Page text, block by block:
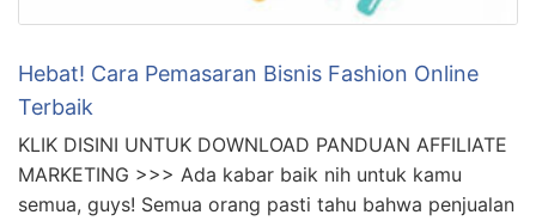
Hebat! Cara Pemasaran Bisnis Fashion Online
Terbaik
KLIK DISINI UNTUK DOWNLOAD PANDUAN AFFILIATE
MARKETING >>> Ada kabar baik nih untuk kamu
semua, guys! Semua orang pasti tahu bahwa penjualan